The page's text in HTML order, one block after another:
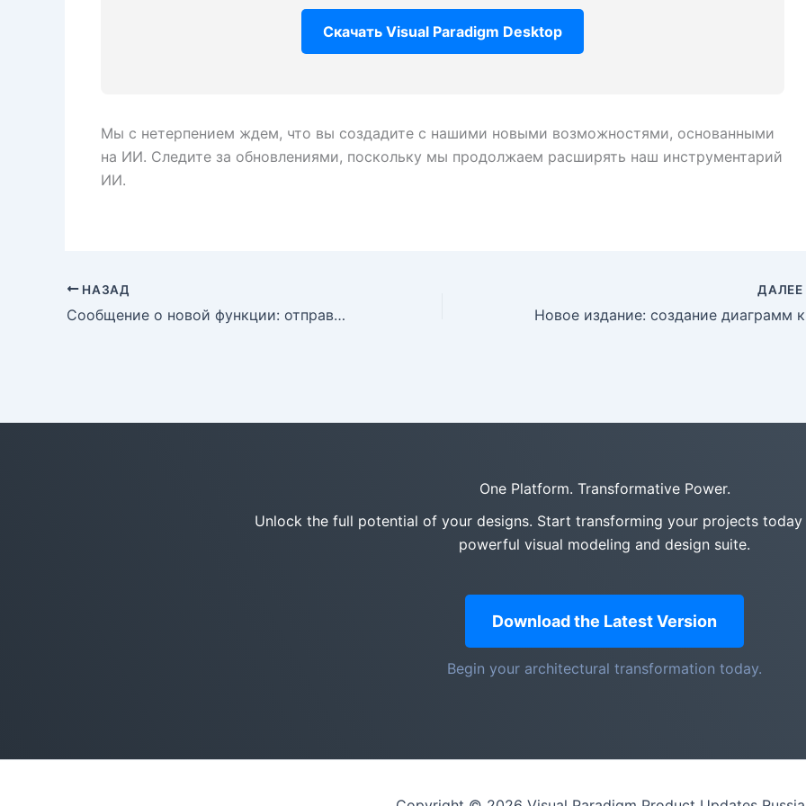
Скачать Visual Paradigm Desktop
Мы с нетерпением ждем, что вы создадите с нашими новыми возможностями, основанными
на ИИ. Следите за обновлениями, поскольку мы продолжаем расширять наш инструментарий
ИИ.
НАЗАД
Сообщение о новой функции: отправляйте диаграммы из AI-чата Visual Paradigm напрямую в OpenDocs!
ДАЛЕЕ
One Platform. Transformative Power.
Unlock the full potential of your designs. Start transforming your projects
powerful visual modeling and design suite.
Download the Latest Version
Begin your architectural transformation today.